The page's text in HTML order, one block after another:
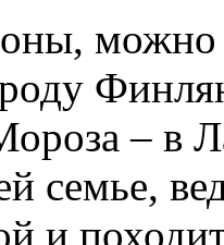
можно
– в
семье,
и